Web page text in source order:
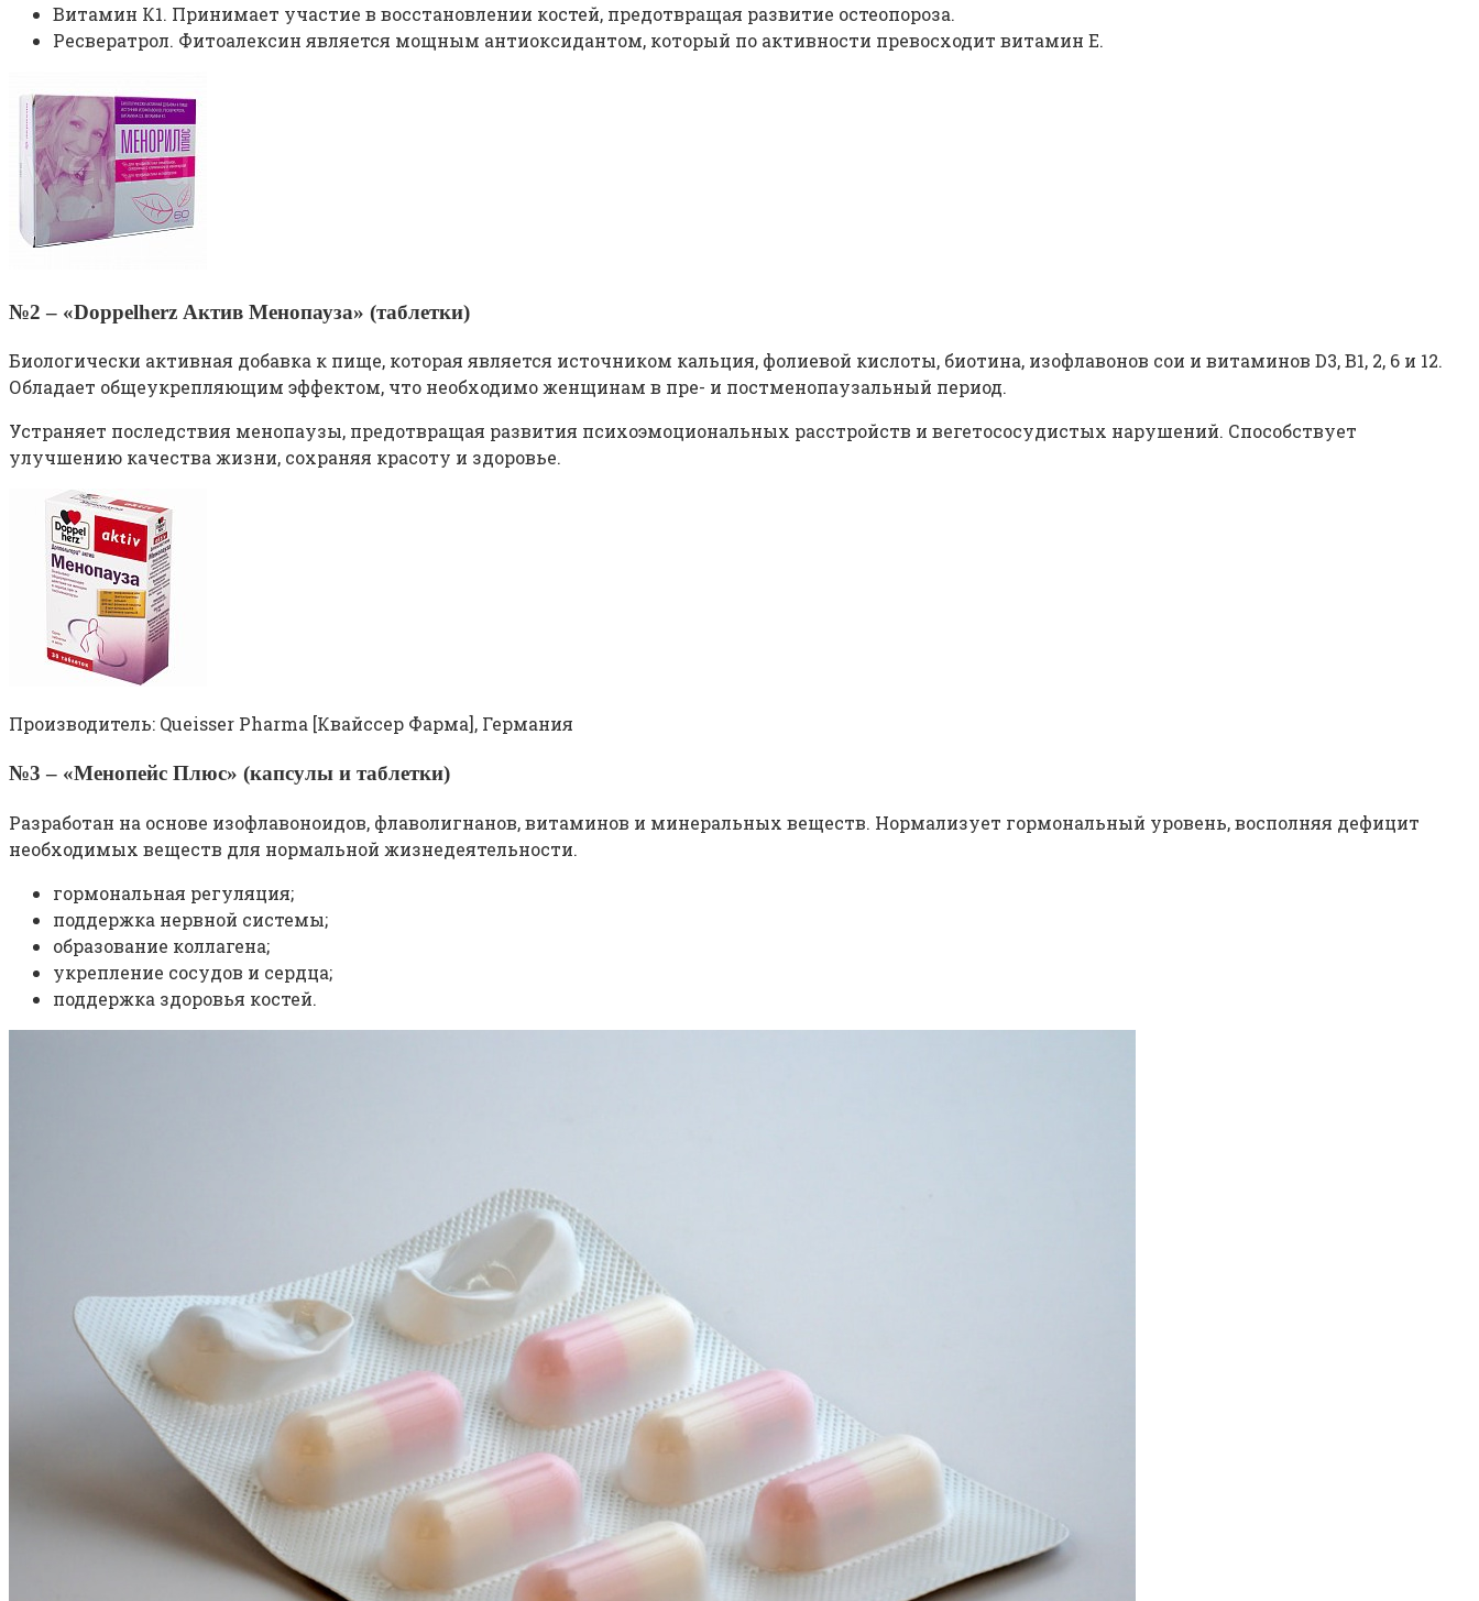
Витамин К1. Принимает участие в восстановлении костей, предотвращая развитие остеопороза.
Ресвератрол. Фитоалексин является мощным антиоксидантом, который по активности превосходит витамин Е.
№2 – «Doppelherz Актив Менопауза» (таблетки)
Биологически активная добавка к пище, которая является источником кальция, фолиевой кислоты, биотина, изофлавонов сои и витаминов D3, B1, 2, 6 и 12.
Обладает общеукрепляющим эффектом, что необходимо женщинам в пре- и постменопаузальный период.
Устраняет последствия менопаузы, предотвращая развития психоэмоциональных расстройств и вегетососудистых нарушений. Способствует
улучшению качества жизни, сохраняя красоту и здоровье.
Производитель: Queisser Pharma [Квайссер Фарма], Германия
№3 – «Менопейс Плюс» (капсулы и таблетки)
Разработан на основе изофлавоноидов, флаволигнанов, витаминов и минеральных веществ. Нормализует гормональный уровень, восполняя дефицит
необходимых веществ для нормальной жизнедеятельности.
гормональная регуляция;
поддержка нервной системы;
образование коллагена;
укрепление сосудов и сердца;
поддержка здоровья костей.